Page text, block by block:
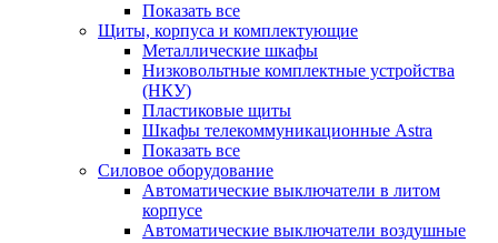
Показать все
Щиты, корпуса и комплектующие
Металлические шкафы
Низковольтные комплектные устройства
(НКУ)
Пластиковые щиты
Шкафы телекоммуникационные Astra
Показать все
Силовое оборудование
Автоматические выключатели в литом
корпусе
Автоматические выключатели воздушные